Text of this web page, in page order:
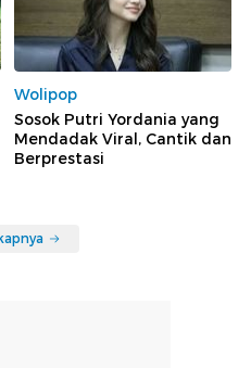
Wolipop
Sosok Putri Yordania yang
Mendadak Viral, Cantik dan
Berprestasi